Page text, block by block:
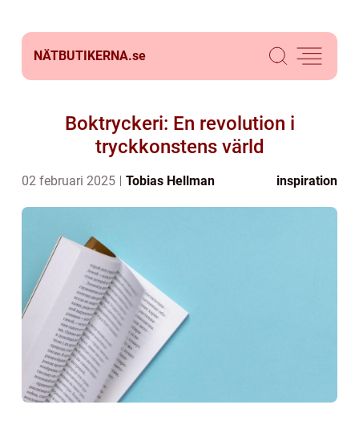
NÄTBUTIKERNA.se
Boktryckeri: En revolution i
tryckkonstens värld
02 februari 2025 Tobias Hellman inspiration